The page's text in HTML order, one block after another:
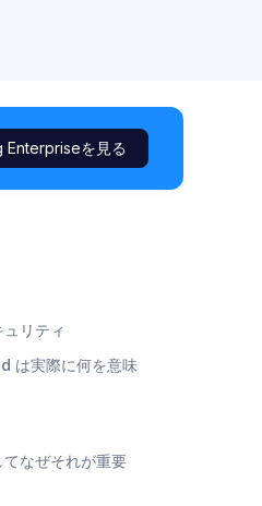
Enterpriseを見る
リティ
は実際に何を意味
なぜそれが重要